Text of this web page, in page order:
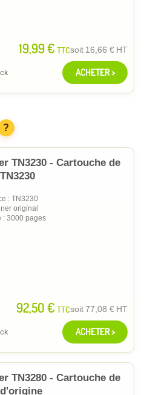
19,99 € TTCsoit 16,66 € HT
ACHETER >
?
TN3230 - Cartouche de
: TN3230
original
: 3000 pages
92,50 € TTCsoit77,08 € HT
ACHETER >
TN3280 - Cartouche de